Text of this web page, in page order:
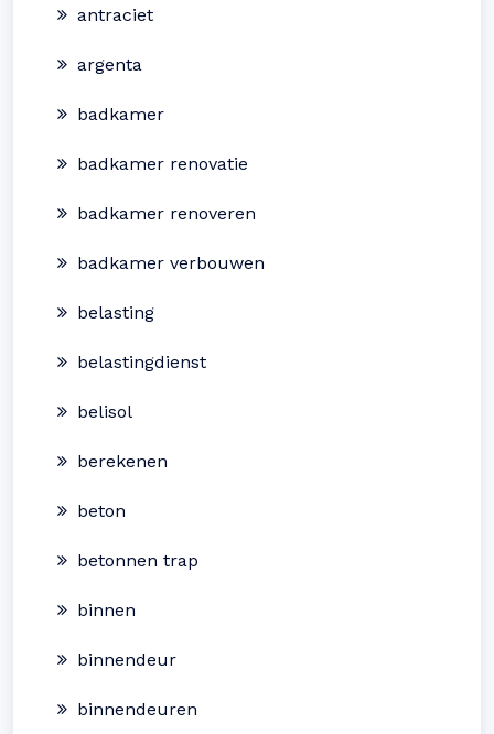
antraciet
argenta
badkamer
badkamer renovatie
badkamer renoveren
badkamer verbouwen
belasting
belastingdienst
belisol
berekenen
beton
betonnen trap
binnen
binnendeur
binnendeuren